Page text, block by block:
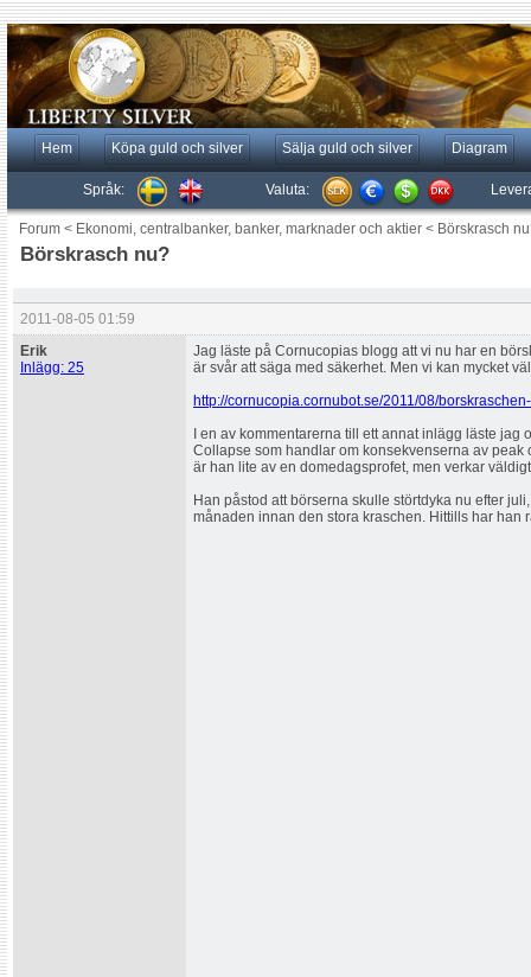
Hem Köpa guld och silver Sälja guld och silver Diagram
Språk: Valuta:
Forum < Ekonomi, centralbanker, banker, marknader och aktier < Börskrasch
Börskrasch nu?
2011-08-05 01:59
Erik
Inlägg: 25
Jag läste på Cornucopias blogg att vi nu har en
är svår att säga med säkerhet. Men vi kan mycket
http://cornucopia.cornubot.se/2011/08/
I en av kommentarerna till ett annat inlägg läste
Collapse som handlar om konsekvenserna av peak
är han lite av en domedagsprofet, men verkar
Han påstod att börserna skulle störtdyka nu efter
månaden innan den stora kraschen. Hittills har han